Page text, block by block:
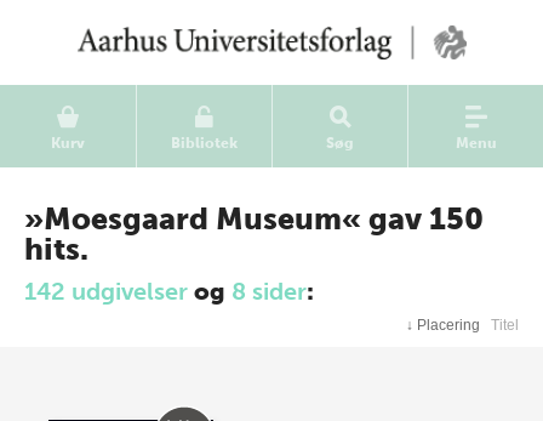
Kurv Bibliotek Søg Menu
»Moesgaard Museum« gav 150
hits.
142 udgivelser og 8 sider:
↓ Placering Titel